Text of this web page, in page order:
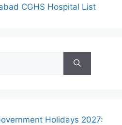
CGHS Hospital List
Holidays 2027: